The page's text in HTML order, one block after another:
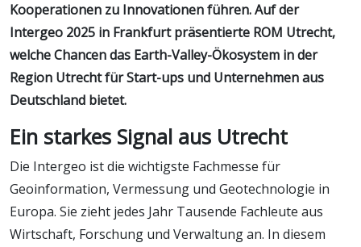
Kooperationen zu Innovationen führen.Auf der
Intergeo 2025 in Frankfurt präsentierte ROM Utrecht,
welche Chancen das Earth-Valley-Ökosystem in der
Region Utrecht für Start-ups und Unternehmen aus
Deutschland bietet.
Ein starkes Signal aus Utrecht
Die Intergeo ist die wichtigste Fachmesse für
Geoinformation, Vermessung und Geotechnologie in
Europa. Sie zieht jedes Jahr Tausende Fachleute aus
Wirtschaft, Forschung und Verwaltung an. In diesem